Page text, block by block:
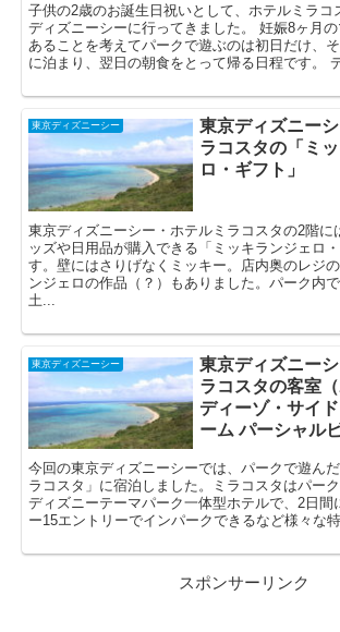
子供の2歳のお誕生日祝いとして、ホテルミラコ
ディズニーシーに行ってきました。 妊娠8ヶ月
あることを考えてパークで遊ぶのは初日だけ、
に泊まり、翌日の朝食をとって帰る日程です。
東京ディズニーシー
東京ディズニー
ラコスタの「ミ
ロ・ギフト」
東京ディズニーシー・ホテルミラコスタの2階に
ッズや日用品が購入できる「ミッキランジェロ
す。壁にはさりげなくミッキー。店内奥のレジ
ンジェロの作品（？）もありました。パーク内
土...
東京ディズニーシー
東京ディズニー
ラコスタの客室
ディーゾ・サイ
ーム パーシャル
今回の東京ディズニーシーでは、パークで遊ん
ラコスタ」に宿泊しました。ミラコスタはパー
ディズニーテーマパーク一体型ホテルで、2日間
ー15エントリーでインパークできるなど様々な
スポンサーリンク